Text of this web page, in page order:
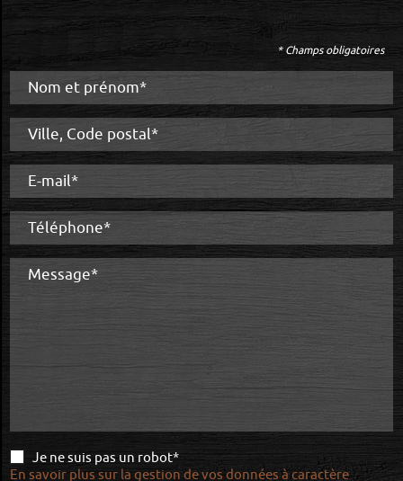
* Champs obligatoires
Nom et prénom*
Ville, Code postal*
E-mail*
Téléphone*
Message*
Je ne suis pas un robot*
En savoir plus sur la gestion de vos données à caractère